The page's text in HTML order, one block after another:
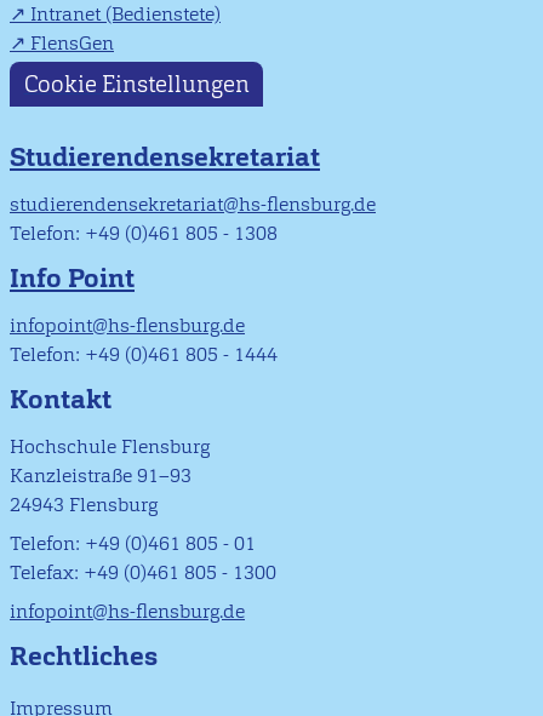
Intranet (Bedienstete)
FlensGen
Cookie Einstellungen
Studierendensekretariat
studierendensekretariat@hs-flensburg.de
Telefon: +49 (0)461 805 - 1308
Info Point
infopoint@hs-flensburg.de
Telefon: +49 (0)461 805 - 1444
Kontakt
Hochschule Flensburg
Kanzleistraße 91–93
24943 Flensburg
Telefon: +49 (0)461 805 - 01
Telefax: +49 (0)461 805 - 1300
infopoint@hs-flensburg.de
Rechtliches
Impressum